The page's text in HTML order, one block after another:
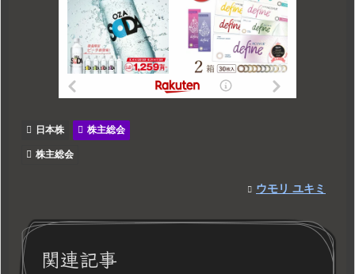
日本株 株主総会
株主総会
ウモリ ユキミ
関連記事